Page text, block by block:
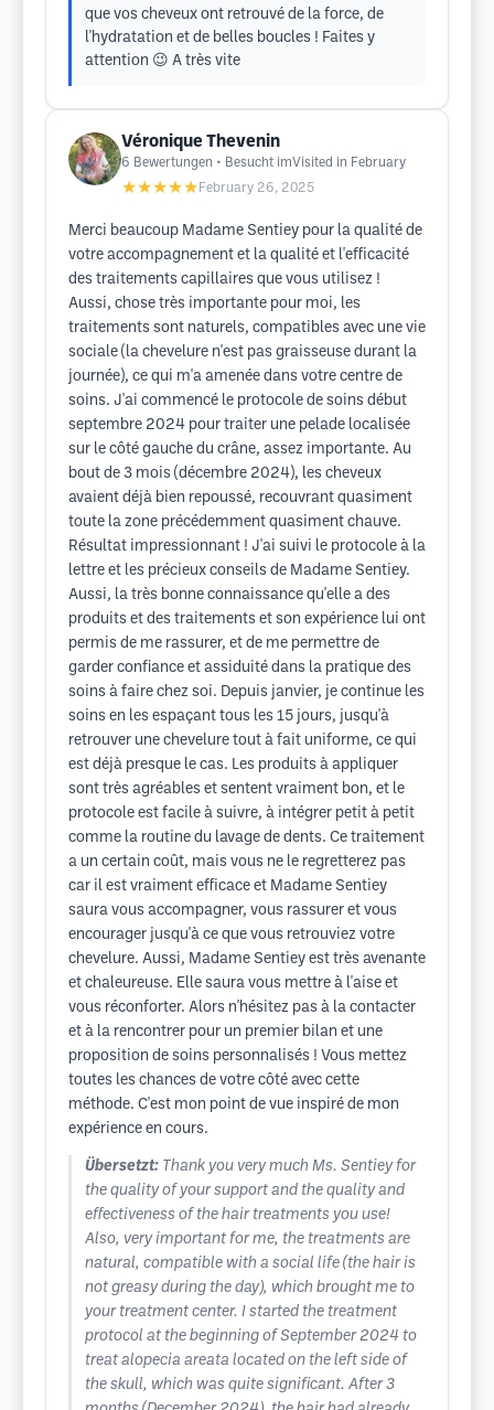
que vos cheveux ont retrouvé de la force, de
l'hydratation et de belles boucles ! Faites y
attention 😉 A très vite
Véronique Thevenin
6 Bewertungen • Besucht imVisited in February
★★★★★ February 26, 2025
Merci beaucoup Madame Sentiey pour la qualité de
votre accompagnement et la qualité et l'efficacité
des traitements capillaires que vous utilisez !
Aussi, chose très importante pour moi, les
traitements sont naturels, compatibles avec une vie
sociale (la chevelure n'est pas graisseuse durant la
journée), ce qui m'a amenée dans votre centre de
soins. J'ai commencé le protocole de soins début
septembre 2024 pour traiter une pelade localisée
sur le côté gauche du crâne, assez importante. Au
bout de 3 mois (décembre 2024), les cheveux
avaient déjà bien repoussé, recouvrant quasiment
toute la zone précédemment quasiment chauve.
Résultat impressionnant ! J'ai suivi le protocole à la
lettre et les précieux conseils de Madame Sentiey.
Aussi, la très bonne connaissance qu'elle a des
produits et des traitements et son expérience lui ont
permis de me rassurer, et de me permettre de
garder confiance et assiduité dans la pratique des
soins à faire chez soi. Depuis janvier, je continue les
soins en les espaçant tous les 15 jours, jusqu'à
retrouver une chevelure tout à fait uniforme, ce qui
est déjà presque le cas. Les produits à appliquer
sont très agréables et sentent vraiment bon, et le
protocole est facile à suivre, à intégrer petit à petit
comme la routine du lavage de dents. Ce traitement
a un certain coût, mais vous ne le regretterez pas
car il est vraiment efficace et Madame Sentiey
saura vous accompagner, vous rassurer et vous
encourager jusqu'à ce que vous retrouviez votre
chevelure. Aussi, Madame Sentiey est très avenante
et chaleureuse. Elle saura vous mettre à l'aise et
vous réconforter. Alors n'hésitez pas à la contacter
et à la rencontrer pour un premier bilan et une
proposition de soins personnalisés ! Vous mettez
toutes les chances de votre côté avec cette
méthode. C'est mon point de vue inspiré de mon
expérience en cours.
Übersetzt: Thank you very much Ms. Sentiey for
the quality of your support and the quality and
effectiveness of the hair treatments you use!
Also, very important for me, the treatments are
natural, compatible with a social life (the hair is
not greasy during the day), which brought me to
your treatment center. I started the treatment
protocol at the beginning of September 2024 to
treat alopecia areata located on the left side of
the skull, which was quite significant. After 3